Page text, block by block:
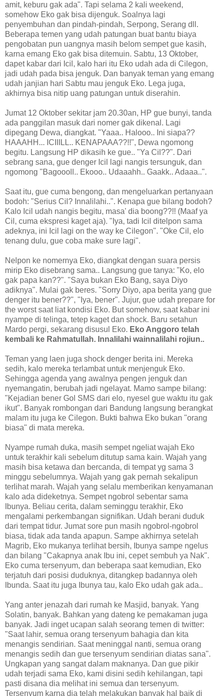
amit, keburu gak ada". Tapi selama 2 kali weekend,
somehow Eko gak bisa dijenguk. Soalnya lagi
penyembuhan dan pindah-pindah, Serpong, Serang dll.
Beberapa temen yang udah patungan buat bantu biaya
pengobatan pun uangnya masih belom sempet gue kasih,
karna emang Eko gak bisa ditemuin. Sabtu, 13 Oktober,
dapet kabar dari Icil, kalo hari itu Eko udah ada di Cilegon,
jadi udah pada bisa jenguk. Dan banyak teman yang emang
udah janjian hari Sabtu mau jenguk Eko. Lega juga,
akhirnya bisa nitip uang patungan untuk diserahin.
Jumat 12 Oktober sekitar jam 20.30an, HP gue bunyi, tanda
ada panggilan masuk dari nomer gak dikenal. Lagi
dipegang Dewa, diangkat. "Yaaa.. Halooo.. Ini siapa??
HAAAHH... ICIIILL.. KENAPAAA??!!", Dewa ngomong
begitu. Langsung HP dikasih ke gue.. "Ya Cil??". Dari
sebrang sana, gue denger Icil lagi nangis tersunguk, dan
ngomong "Bagoooll.. Ekooo.. Udaaahh.. Gaakk.. Adaaa..".
Saat itu, gue cuma bengong, dan mengeluarkan pertanyaan
bodoh: "Serius Cil? Innalilahi..". Kenapa gue bilang bodoh?
Kalo Icil udah nangis begitu, masa' dia boong??!! (Maaf ya
Cil, cuma ekspresi kaget aja). "Iya, tadi Icil ditelpon sama
adeknya, ini Icil lagi on the way ke Cilegon". "Oke Cil, elo
tenang dulu, gue coba make sure lagi".
Nelpon ke nomernya Eko, diangkat dengan suara persis
mirip Eko disebrang sama.. Langsung gue tanya: "Ko, elo
gak papa kan??". "Saya bukan Eko Bang, saya Diyo
adiknya". Mulai gak beres. "Sorry Diyo, apa berita yang gue
denger itu bener??", "Iya, bener". Jujur, gue udah prepare for
the worst saat liat kondisi Eko. But somehow, saat kabar ini
nyampe di telinga, tetep kaget dan shock. Baru setahun
Mardo pergi, sekarang disusul Eko. Eko Anggoro telah
kembali ke Rahmatullah. Innalilahi wainnalilahi rojiun..
Teman yang laen juga shock denger berita ini. Mereka
sedih, kalo mereka terlambat untuk menjenguk Eko.
Sehingga agenda yang awalnya pengen jenguk dan
nyemangatin, berubah jadi ngelayat. Mamo sampe bilang:
"Kejadian bener Gol SMS dari elo, nyesel gue waktu itu gak
ikut". Banyak rombongan dari Bandung langsung berangkat
malam itu juga ke Cilegon. Bukti bahwa Eko bukan "orang
biasa" di mata mereka.
Nyampe rumah duka, masih sempet ngeliat wajah Eko
untuk terakhir kali sebelum ditutup sama kain. Wajah yang
masih bisa ketawa dan bercanda, di tempat yg sama 3
minggu sebelumnya. Wajah yang gak pernah sekalipun
terlihat marah. Wajah yang selalu memberikan kenyamanan
kalo ada dideketnya. Sempet ngobrol sebentar sama
Ibunya. Beliau cerita, dalam seminggu terakhir, Eko
mengalami perkembangan signifikan. Udah berani duduk
dari tempat tidur. Jumat sore pun masih ngobrol-ngobrol
biasa, tidak ada tanda apapun. Sampe akhirnya setelah
Magrib, Eko mukanya terlihat bersih, Ibunya sampe ngelus
dan bilang "Cakapnya anak Ibu ini, cepet sembuh ya Nak".
Eko cuma tersenyum, dan beberapa saat kemudian, Eko
terjatuh dari posisi duduknya, ditangkep badannya oleh
Ibunda. Saat itu juga Ibunya tau, kalo Eko udah gak ada..
Yang anter jenazah dari rumah ke Masjid, banyak. Yang
Solatin, banyak. Bahkan yang dateng ke pemakaman juga
banyak. Jadi inget ucapan salah seorang temen di twitter:
"Saat lahir, semua orang tersenyum bahagia dan kita
menangis sendirian. Saat meninggal nanti, semua orang
menangis sedih dan gue tersenyum sendirian diatas sana".
Ungkapan yang sangat dalam maknanya. Dan gue pikir
udah terjadi sama Eko, kami disini sedih kehilangan, tapi
pasti disana dia melihat ini semua dan tersenyum.
Tersenyum karna dia telah melakukan banyak hal baik di